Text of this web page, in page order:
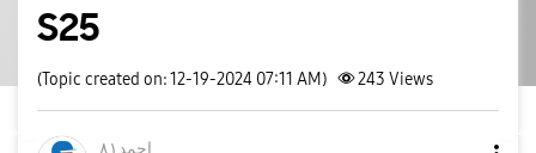
S25
(Topic created on: 12-19-2024 07:11 AM) 243 Views
احمد٨١